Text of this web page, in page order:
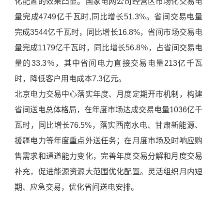
量完成4749亿千瓦时,同比增长51.3%。省间交易电量
完成3544亿千瓦时，同比增长16.8%，省间市场交易电
量完成1179亿千瓦时，同比增长56.8％，占省间交易电
量的33.3％，其中省间电力直接交易电量213亿千瓦
时，降低客户用电成本7.3亿元。
北京电力交易中心落实年度、月度定期开市机制，构建
省间送电总体格局，在年度市场达成交易电量1036亿千
瓦时，同比增长76.5%，落实西南水电、甘肃新能源、
援疆电力等年度重点外送任务；在月度市场及时响应购
售需求和通道能力变化，完善年度交易分解和月度交易
补充，促进能源资源大范围优化配置。灵活组织月内短
期、应急交易，优化省间送电安排。